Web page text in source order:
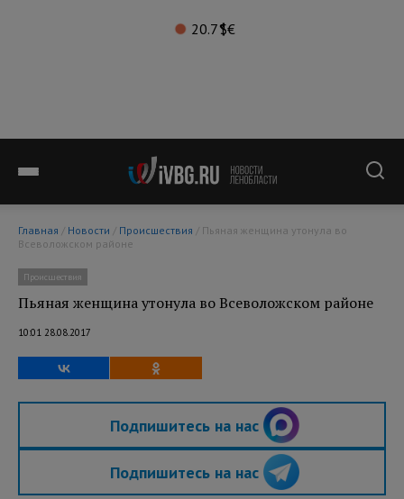
20.7°$€
Главная / Новости / Происшествия
Всеволожском районе
Происшествия
Пьяная женщина утонула во Всеволожском районе
10:01 28.08.2017
Подпишитесь на нас
Подпишитесь на нас